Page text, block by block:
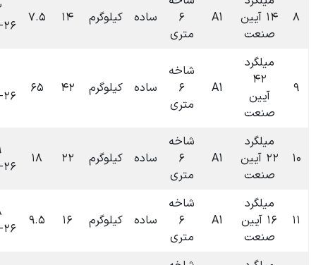
۶
ساده کیلوگرم ۱۴ ۷.۵
۰۹:۴۳
۱۴۰۴-۰۶-۲۶
۰تومان
۶
ساده کیلوگرم ۴۲ ۶۵
۰۹:۴۰
۱۴۰۴-۰۶-۲۶
تومان
۶
ساده کیلوگرم ۲۲ ۱۸
۰۹:۳۹
۱۴۰۴-۰۶-۲۶
تومان
۶
ساده کیلوگرم ۱۶ ۹.۵
۰۹:۳۸
۱۴۰۴-۰۶-۲۶
تومان